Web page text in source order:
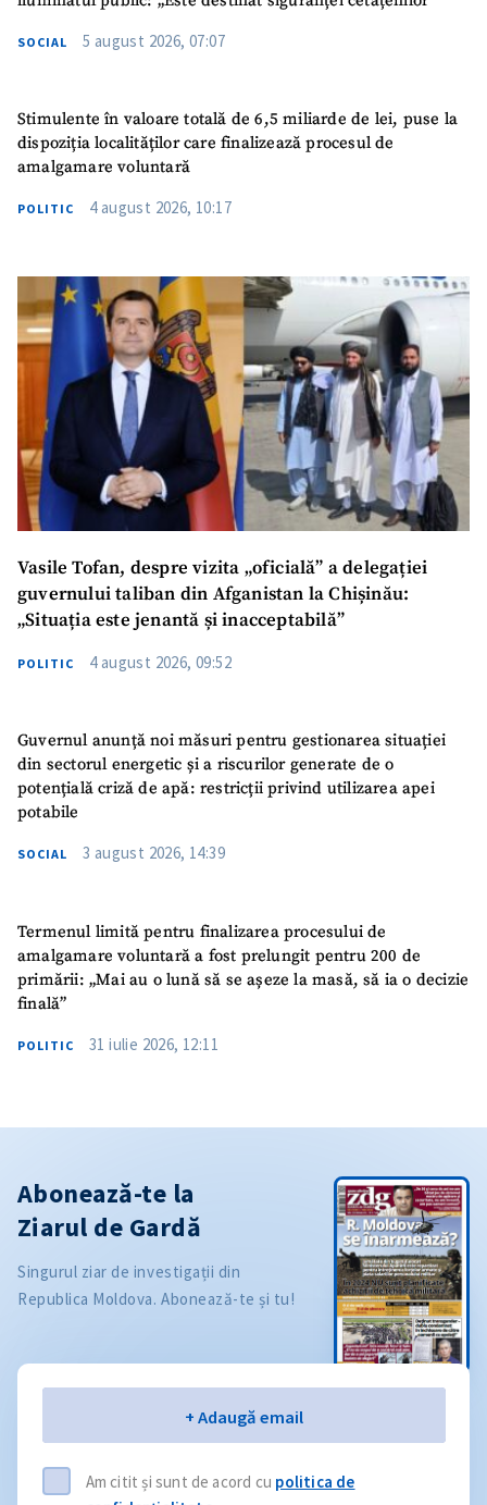
SOCIAL 5 august 2026, 07:07
Stimulente în valoare totală de 6,5 miliarde de lei, puse la
dispoziția localităților care finalizează procesul de
amalgamare voluntară
POLITIC 4 august 2026, 10:17
Vasile Tofan, despre vizita „oficială” a delegației
guvernului taliban din Afganistan la Chișinău:
„Situația este jenantă și inacceptabilă”
POLITIC 4 august 2026, 09:52
Guvernul anunță noi măsuri pentru gestionarea situației
din sectorul energetic și a riscurilor generate de o
potențială criză de apă: restricții privind utilizarea apei
potabile
SOCIAL 3 august 2026, 14:39
Termenul limită pentru finalizarea procesului de
amalgamare voluntară a fost prelungit pentru 200 de
primării: „Mai au o lună să se așeze la masă, să ia o decizie
finală”
POLITIC 31 iulie 2026, 12:11
Abonează-te la
Ziarul de Gardă
Singurul ziar de investigații din
Republica Moldova. Abonează-te și tu!
+ Adaugă email
Am citit și sunt de acord cu politica de